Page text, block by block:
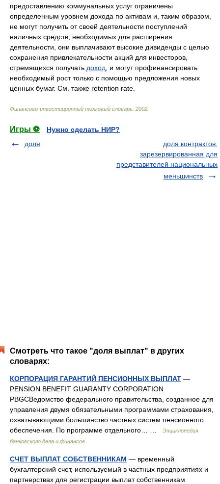
предоставлению коммунальных услуг ограничены
определенным уровнем дохода по активам и, таким образом,
не могут получить от своей деятельности поступлений
наличных средств, необходимых для расширения
деятельности, они выплачивают высокие дивиденды с целью
сохранения привлекательности акций для инвесторов,
стремящихся получать доход , и могут профинансировать
необходимый рост только с помощью предложения новых
ценных бумаг. См. также retention rate.
Финансово-инвестиционный толковый словарь 2002
Игры ⚽
Нужно сделать НИР?
доля
доля контрактов,
зарезервированная для
представителей национальных
меньшинств
Смотреть что такое "доля выплат" в других
словарях:
КОРПОРАЦИЯ ГАРАНТИЙ ПЕНСИОННЫХ ВЫПЛАТ —
PENSION BENEFIT GUARANTY CORPORATION
PBGCВедомство федерального правительства, созданное для
управления двумя обязательными программами страхования,
охватывающими большинство частных систем пенсионного
обеспечения. По программе отдельного… …
Энциклопедия
банковского дела и финансов
СЧЕТ ВЫПЛАТ СОБСТВЕННИКАМ — временный
бухгалтерский счет, используемый в частных предприятиях и
партнерствах для регистрации выплат собственникам